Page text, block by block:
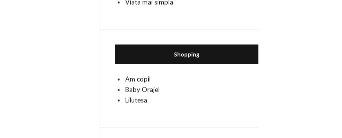
Viata mai simpla
Shopping
Am copil
Baby Orajel
Lilutesa